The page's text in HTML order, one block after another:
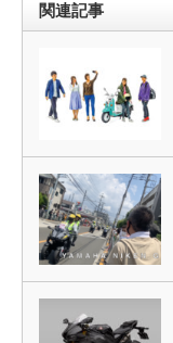
関連記事